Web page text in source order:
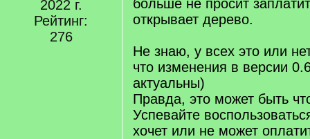
2022 г.
Рейтинг:
276
больше не просит
открывает дерево.
Не знаю, у всех это или
что изменения в версии
актуальны)
Правда, это может быть
Успевайте
хочет или не может